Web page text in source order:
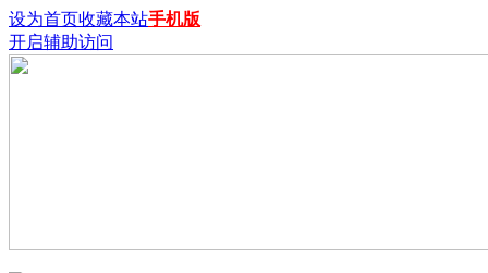
设为首页收藏本站手机版
开启辅助访问